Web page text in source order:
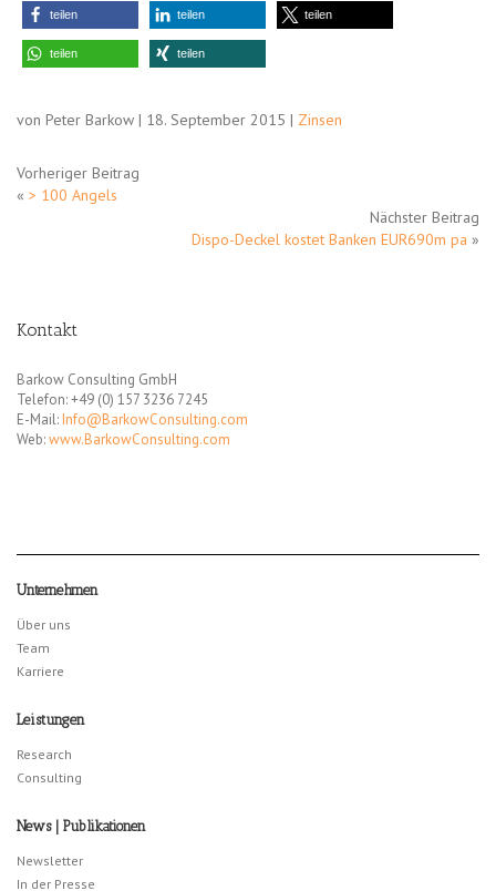
teilen teilen teilen
teilen teilen
von Peter Barkow | 18. September 2015 | Zinsen
Vorheriger Beitrag
« > 100 Angels
Nächster Beitrag
Dispo-Deckel kostet Banken EUR690m pa »
Kontakt
Barkow Consulting GmbH
Telefon: +49 (0) 157 3236 7245
E-Mail: Info@BarkowConsulting.com
Web:www.BarkowConsulting.com
Unternehmen
Über uns
Team
Karriere
Leistungen
Research
Consulting
News | Publikationen
Newsletter
In der Presse